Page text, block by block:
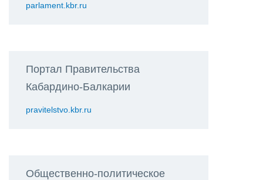
parlament.kbr.ru
Портал Правительства
Кабардино-Балкарии
pravitelstvo.kbr.ru
Общественно-политическое